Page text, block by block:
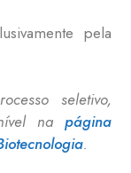
pela
seletivo,
na página
.